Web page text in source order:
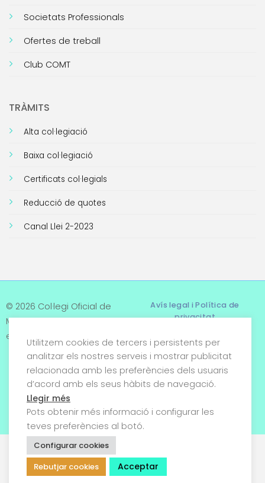
Societats Professionals
Ofertes de treball
Club COMT
TRÀMITS
Alta col·legiació
Baixa col·legiació
Certificats col·legials
Reducció de quotes
Canal Llei 2-2023
© 2026 Col·legi Oficial de
Metges de Tarragona. Tots
els drets reservats
Avís legal i Política de
privacitat
Termes i condicions
Política de cookies
Utilitzem cookies de tercers i persistents per
analitzar els nostres serveis i mostrar publicitat
relacionada amb les preferències dels usuaris
d’acord amb els seus hàbits de navegació.
Llegir més
Pots obtenir més informació i configurar les
teves preferències al botó.
Configurar cookies
Rebutjar cookies
Acceptar